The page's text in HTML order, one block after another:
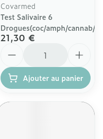
Covarmed
Test Salivaire 6
Drogues(coc/amph/cannab/
21,30 €
Ajouter au panier